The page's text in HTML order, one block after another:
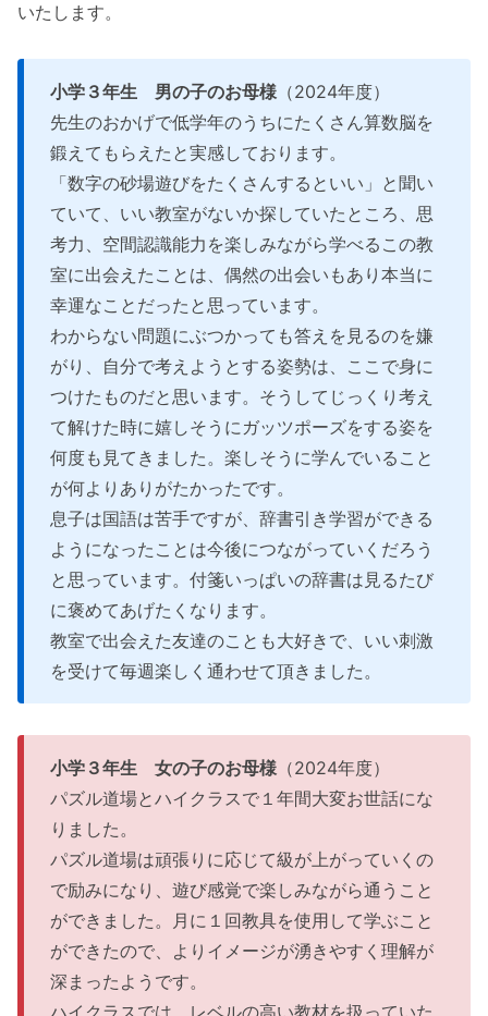
いたします。
小学３年生 男の子のお母様 （2024年度）
先生のおかげで低学年のうちにたくさん算数脳を
鍛えてもらえたと実感しております。
「数字の砂場遊びをたくさんするといい」と聞い
ていて、いい教室がないか探していたところ、思
考力、空間認識能力を楽しみながら学べるこの教
室に出会えたことは、偶然の出会いもあり本当に
幸運なことだったと思っています。
わからない問題にぶつかっても答えを見るのを嫌
がり、自分で考えようとする姿勢は、ここで身に
つけたものだと思います。そうしてじっくり考え
て解けた時に嬉しそうにガッツポーズをする姿を
何度も見てきました。楽しそうに学んでいること
が何よりありがたかったです。
息子は国語は苦手ですが、辞書引き学習ができる
ようになったことは今後につながっていくだろう
と思っています。付箋いっぱいの辞書は見るたび
に褒めてあげたくなります。
教室で出会えた友達のことも大好きで、いい刺激
を受けて毎週楽しく通わせて頂きました。
小学３年生 女の子のお母様 （2024年度）
パズル道場とハイクラスで１年間大変お世話にな
りました。
パズル道場は頑張りに応じて級が上がっていくの
で励みになり、遊び感覚で楽しみながら通うこと
ができました。月に１回教具を使用して学ぶこと
ができたので、よりイメージが湧きやすく理解が
深まったようです。
ハイクラスでは、レベルの高い教材を扱っていた